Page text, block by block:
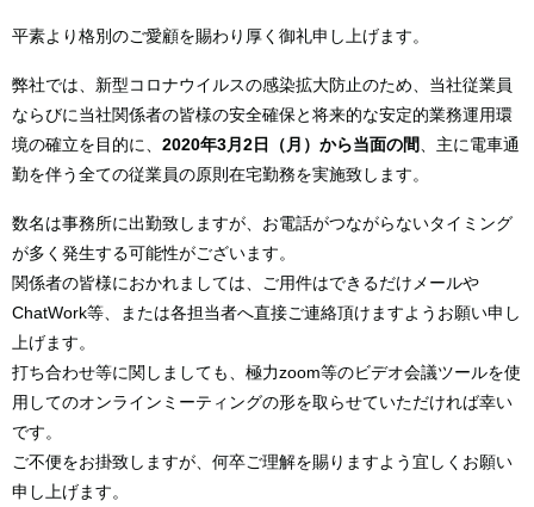
平素より格別のご愛顧を賜わり厚く御礼申し上げます。
弊社では、新型コロナウイルスの感染拡大防止のため、当社従業員
ならびに当社関係者の皆様の安全確保と将来的な安定的業務運用環
境の確立を目的に、 2020年3月2日（月）から当面の間
、主に電車通
勤を伴う全ての従業員の原則在宅勤務を実施致します。
数名は事務所に出勤致しますが、お電話がつながらないタイミング
が多く発生する可能性がございます。
関係者の皆様におかれましては、ご用件はできるだけメールや
ChatWork等、または各担当者へ直接ご連絡頂けますようお願い申し
上げます。
打ち合わせ等に関しましても、極力zoom等のビデオ会議ツールを使
用してのオンラインミーティングの形を取らせていただければ幸い
です。
ご不便をお掛致しますが、何卒ご理解を賜りますよう宜しくお願い
申し上げます。